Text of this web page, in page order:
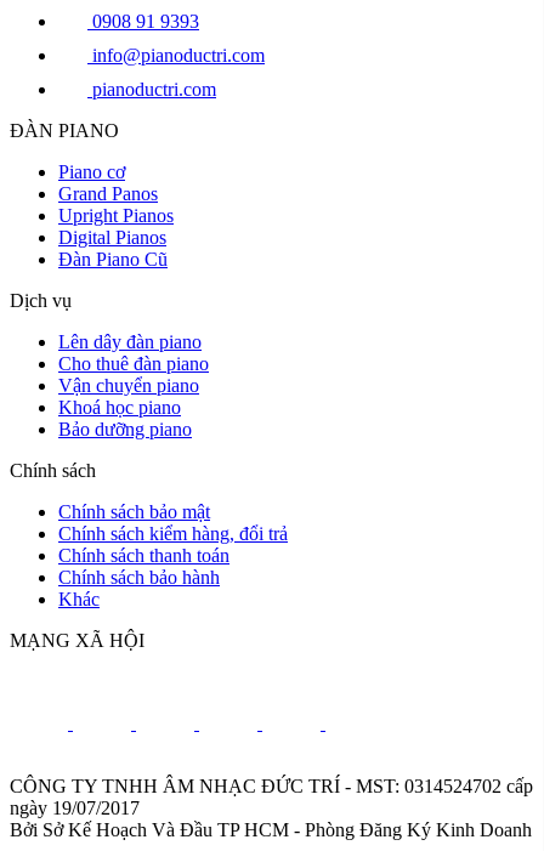
0908 91 9393
info@pianoductri.com
pianoductri.com
ĐÀN PIANO
Piano cơ
Grand Panos
Upright Pianos
Digital Pianos
Đàn Piano Cũ
Dịch vụ
Lên dây đàn piano
Cho thuê đàn piano
Vận chuyển piano
Khoá học piano
Bảo dưỡng piano
Chính sách
Chính sách bảo mật
Chính sách kiểm hàng, đổi trả
Chính sách thanh toán
Chính sách bảo hành
Khác
MẠNG XÃ HỘI
CÔNG TY TNHH ÂM NHẠC ĐỨC TRÍ - MST: 0314524702 cấp
ngày 19/07/2017
Bởi Sở Kế Hoạch Và Đầu TP HCM - Phòng Đăng Ký Kinh Doanh